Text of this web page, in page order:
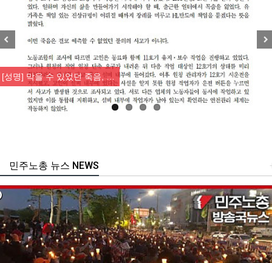
[성명] 막을 수 있었던 죽음, …
주노총 뉴스 NEWS